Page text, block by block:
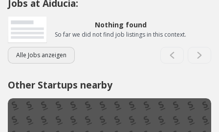
Jobs at Aiducia:
Nothing found
So far we did not find job listings in this context.
Alle Jobs anzeigen
Other Startups nearby